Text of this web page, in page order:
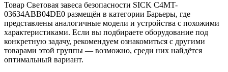
Товар Световая завеса безопасности SICK C4MT-
03634ABB04DE0 размещён в категории Барьеры, где
представлены аналогичные модели и устройства с похожими
характеристиками. Если вы подбираете оборудование под
конкретную задачу, рекомендуем ознакомиться с другими
товарами этой группы — возможно, среди них найдётся
оптимальный вариант.